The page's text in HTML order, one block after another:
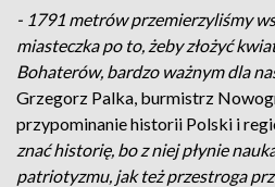
- 1791 metrów przemierzyliśmy
miasteczka po to, żeby złożyć
Bohaterów, bardzo ważnym dla
Grzegorz Palka, burmistrz
przypominanie historii Polski i
znać historię, bo z niej płynie
patriotyzmu, jak też przestroga